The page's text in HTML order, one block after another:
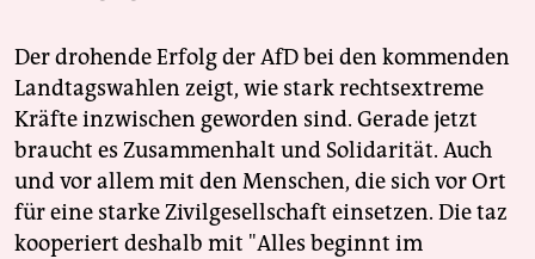
Der drohende Erfolg der AfD bei den kommenden
Landtagswahlen zeigt, wie stark rechtsextreme
Kräfte inzwischen geworden sind. Gerade jetzt
braucht es Zusammenhalt und Solidarität. Auch
und vor allem mit den Menschen, die sich vor Ort
für eine starke Zivilgesellschaft einsetzen. Die taz
kooperiert deshalb mit "Alles beginnt im